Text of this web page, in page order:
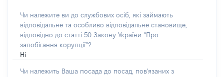
Чи належите ви до службових осіб, які займають
відповідальне та особливо відповідальне становище,
відповідно до статті 50 Закону України “Про
запобігання корупції”?
Ні
Чи належить Ваша посада до посад, пов'язаних з